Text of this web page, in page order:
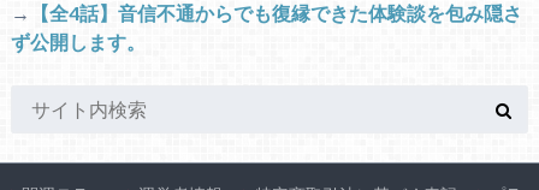
→
【全4話】音信不通からでも復縁できた体験談を包み隠さ
ず公開します。